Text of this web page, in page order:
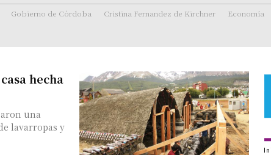
Gobierno de Córdoba Cristina Fernandez de Kirchner Economía
hecha
una
lavarropas y